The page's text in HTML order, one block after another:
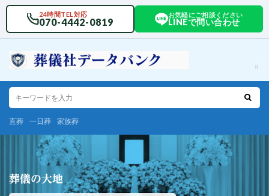
24時間TEL対応
070-4442-0819
お気軽にご相談ください
LINEで問い合わせ
直葬 一日葬 家族葬
葬儀の大地